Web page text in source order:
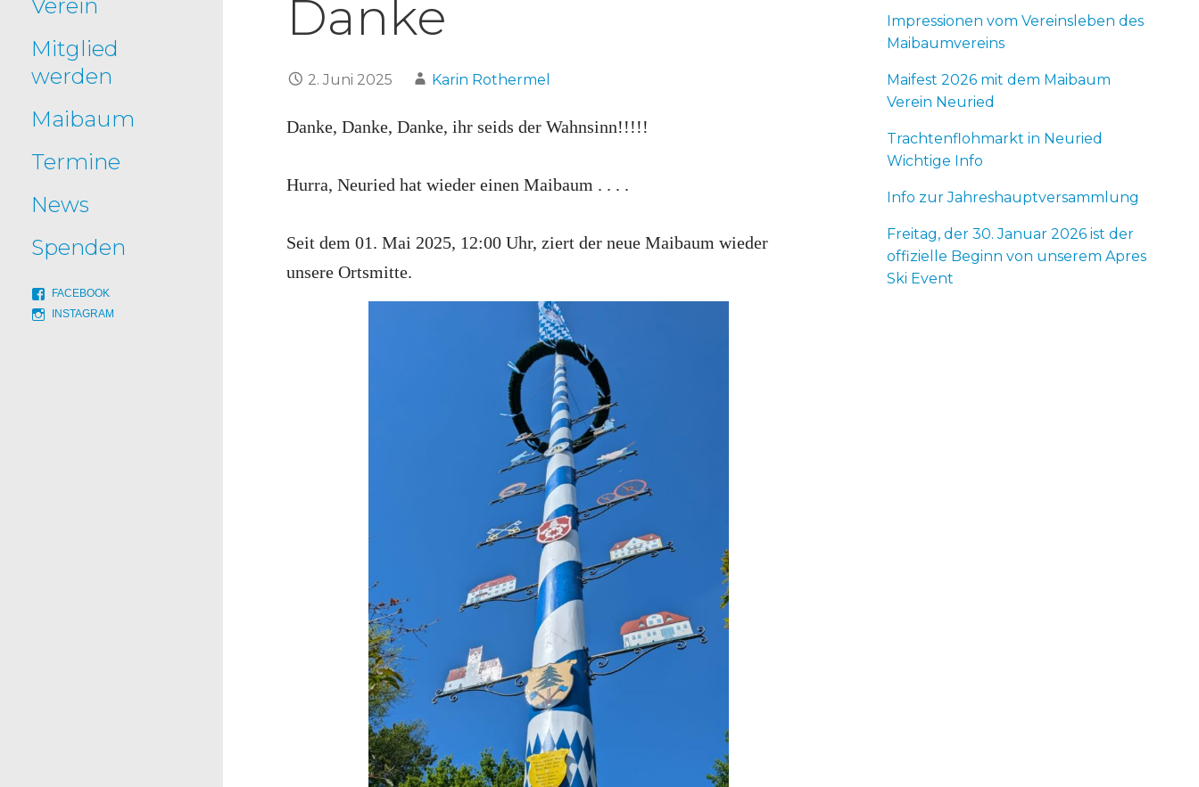
Verein
Mitglied
werden
Maibaum
Termine
News
Spenden
FACEBOOK
INSTAGRAM
Danke
2. Juni 2025 Karin Rothermel
Danke, Danke, Danke, ihr seids der Wahnsinn!!!!!
Hurra, Neuried hat wieder einen Maibaum . . . .
Seit dem 01. Mai 2025, 12:00 Uhr, ziert der neue Maibaum wieder
unsere Ortsmitte.
Impressionen vom Vereinsleben des
Maibaumvereins
Maifest 2026 mit dem Maibaum
Verein Neuried
Trachtenflohmarkt in Neuried
Wichtige Info
Info zur Jahreshauptversammlung
Freitag, der 30. Januar 2026 ist der
offizielle Beginn von unserem Apres
Ski Event